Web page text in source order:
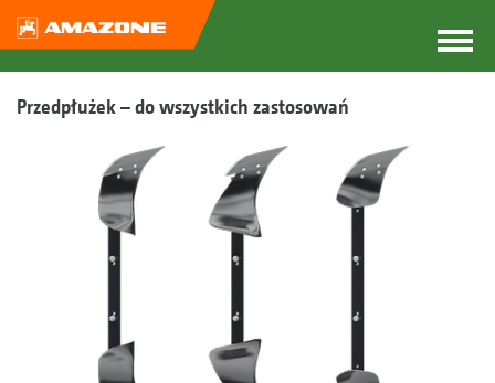
Przedpłużek – do wszystkich zastosowań